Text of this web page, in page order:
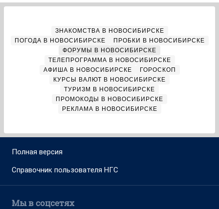
ЗНАКОМСТВА В НОВОСИБИРСКЕ
ПОГОДА В НОВОСИБИРСКЕ
ПРОБКИ В НОВОСИБИРСКЕ
ФОРУМЫ В НОВОСИБИРСКЕ
ТЕЛЕПРОГРАММА В НОВОСИБИРСКЕ
АФИША В НОВОСИБИРСКЕ
ГОРОСКОП
КУРСЫ ВАЛЮТ В НОВОСИБИРСКЕ
ТУРИЗМ В НОВОСИБИРСКЕ
ПРОМОКОДЫ В НОВОСИБИРСКЕ
РЕКЛАМА В НОВОСИБИРСКЕ
Полная версия
Справочник пользователя НГС
Мы в соцсетях